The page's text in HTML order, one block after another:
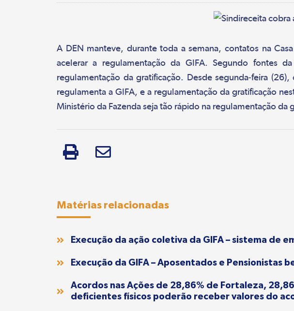
A DEN manteve, durante toda a semana, contatos na
acelerar a regulamentação da GIFA. Segundo fontes
regulamentação da gratificação. Desde segunda-feira
regulamenta a GIFA, e a regulamentação da gratificação
Ministério da Fazenda seja tão rápido na regulamentação
Matérias relacionadas
Execução da ação coletiva da GIFA – sistema de
Execução da GIFA – Aposentados e Pensionistas
Acordos nas Ações de 28,86% de Fortaleza,
deficientes físicos poderão receber valores do